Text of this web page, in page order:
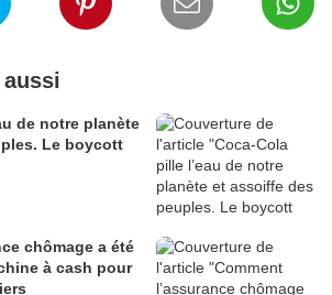
aussi
de notre planète
Le boycott
chômage a été
à cash pour